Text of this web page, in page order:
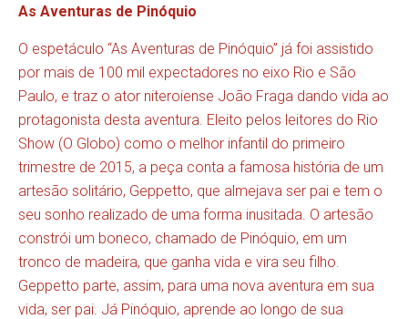
As Aventuras de Pinóquio
O espetáculo “As Aventuras de Pinóquio” já foi assistido
por mais de 100 mil expectadores no eixo Rio e São
Paulo, e traz o ator niteroiense João Fraga dando vida ao
protagonista desta aventura. Eleito pelos leitores do Rio
Show (O Globo) como o melhor infantil do primeiro
trimestre de 2015, a peça conta a famosa história de um
artesão solitário, Geppetto, que almejava ser pai e tem o
seu sonho realizado de uma forma inusitada. O artesão
constrói um boneco, chamado de Pinóquio, em um
tronco de madeira, que ganha vida e vira seu filho.
Geppetto parte, assim, para uma nova aventura em sua
vida, ser pai. Já Pinóquio, aprende ao longo de sua